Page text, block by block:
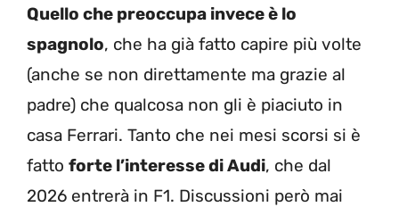
Quello che preoccupa invece è lo
spagnolo, che ha già fatto capire più volte
(anche se non direttamente ma grazie al
padre) che qualcosa non gli è piaciuto in
casa Ferrari. Tanto che nei mesi scorsi si è
fatto forte l’interesse di Audi, che dal
2026 entrerà in F1. Discussioni però mai